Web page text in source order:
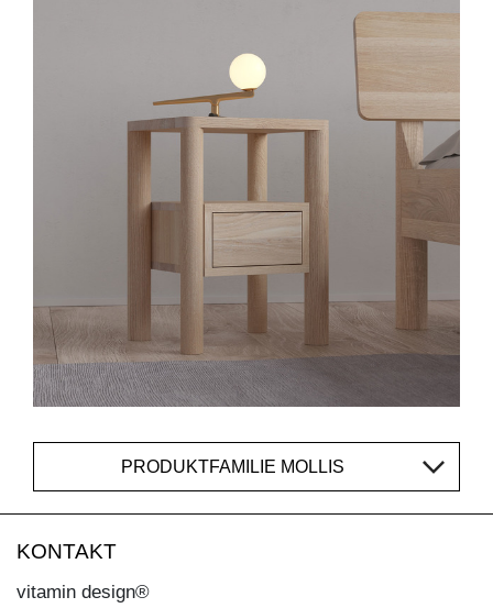
PRODUKTFAMILIE MOLLIS
KONTAKT
vitamin design®